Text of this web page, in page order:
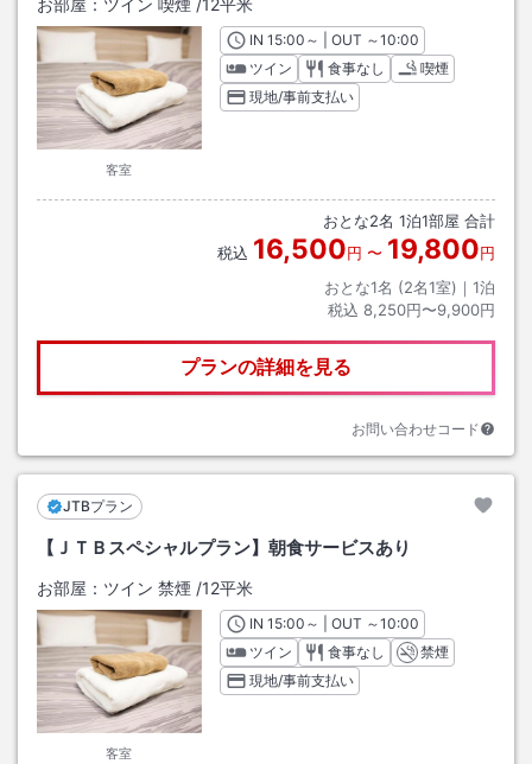
お部屋： ツイン 喫煙 /12平米
客室
INチェックイン
15:00 ～ | OUT チェックアウト
～10:00
ツイン
食事なし
喫煙
現地/事前支払い
おとな2名 1泊1部屋 合計
税込 16,500円 〜 19,800円
おとな1名 (2名1室)｜ 1泊
税込 8,250円〜9,900円
プランの詳細を見る
お問い合わせコード
JTBプラン
【ＪＴＢスペシャルプラン】朝食サービスあり
お部屋： ツイン 禁煙 /12平米
客室
INチェックイン
15:00 ～ | OUT チェックアウト
～10:00
ツイン
食事なし
禁煙
現地/事前支払い